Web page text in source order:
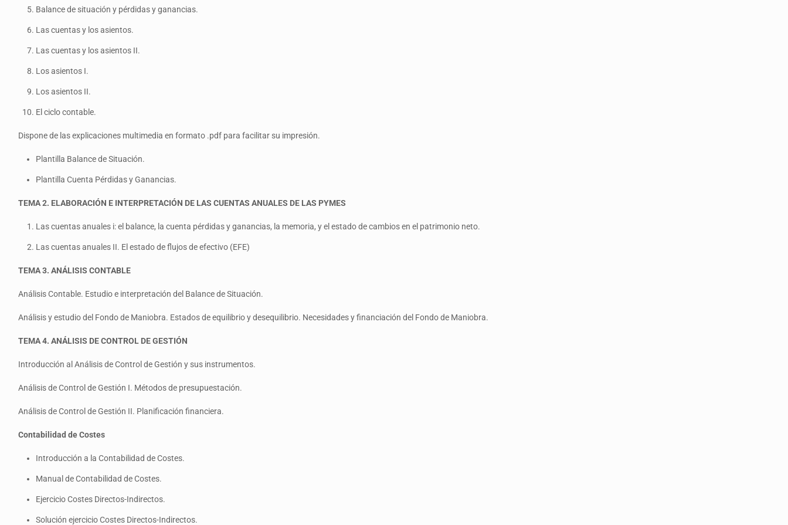
Balance de situación y pérdidas y ganancias.
Las cuentas y los asientos.
Las cuentas y los asientos II.
Los asientos I.
Los asientos II.
El ciclo contable.
Dispone de las explicaciones multimedia en formato .pdf para facilitar su impresión.
Plantilla Balance de Situación.
Plantilla Cuenta Pérdidas y Ganancias.
TEMA 2. ELABORACIÓN E INTERPRETACIÓN DE LAS CUENTAS ANUALES DE LAS PYMES
Las cuentas anuales i: el balance, la cuenta pérdidas y ganancias, la memoria, y el estado de cambios en el patrimonio neto.
Las cuentas anuales II. El estado de flujos de efectivo (EFE)
TEMA 3. ANÁLISIS CONTABLE
Análisis Contable. Estudio e interpretación del Balance de Situación.
Análisis y estudio del Fondo de Maniobra. Estados de equilibrio y desequilibrio. Necesidades y financiación del Fondo de Maniobra.
TEMA 4. ANÁLISIS DE CONTROL DE GESTIÓN
Introducción al Análisis de Control de Gestión y sus instrumentos.
Análisis de Control de Gestión I. Métodos de presupuestación.
Análisis de Control de Gestión II. Planificación financiera.
Contabilidad de Costes
Introducción a la Contabilidad de Costes.
Manual de Contabilidad de Costes.
Ejercicio Costes Directos-Indirectos.
Solución ejercicio Costes Directos-Indirectos.